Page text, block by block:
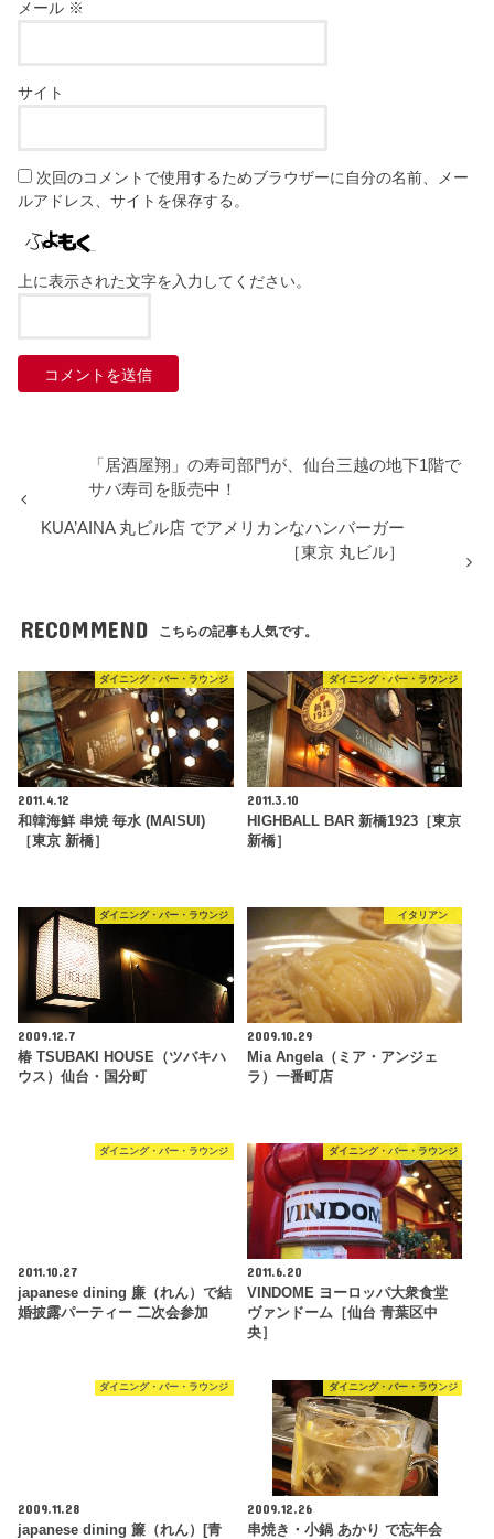
メール ※
サイト
次回のコメントで使用するためブラウザーに自分の名前、メー
ルアドレス、サイトを保存する。
上に表示された文字を入力してください。
「居酒屋翔」の寿司部門が、仙台三越の地下1階で
サバ寿司を販売中！
KUA’AINA 丸ビル店 でアメリカンなハンバーガー
［東京 丸ビル］
RECOMMEND こちらの記事も人気です。
ダイニング・バー・ラウンジ
2011.4.12
和韓海鮮 串焼 毎水 (MAISUI)
［東京 新橋］
ダイニング・バー・ラウンジ
2011.3.10
HIGHBALL BAR 新橋1923［東京
新橋］
ダイニング・バー・ラウンジ
2009.12.7
椿 TSUBAKI HOUSE（ツバキハ
ウス）仙台・国分町
イタリアン
2009.10.29
Mia Angela（ミア・アンジェ
ラ）一番町店
ダイニング・バー・ラウンジ
2011.10.27
japanese dining 廉（れん）で結
婚披露パーティー 二次会参加
ダイニング・バー・ラウンジ
2011.6.20
VINDOME ヨーロッパ大衆食堂
ヴァンドーム［仙台 青葉区中
央］
ダイニング・バー・ラウンジ
2009.11.28
japanese dining 簾（れん）[青
ダイニング・バー・ラウンジ
2009.12.26
串焼き・小鍋 あかり で忘年会